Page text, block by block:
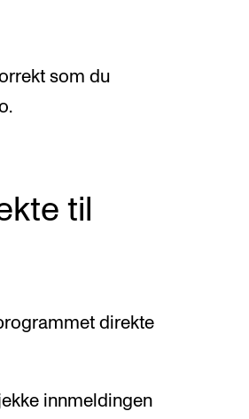
som du
til
direkte
innmeldingen